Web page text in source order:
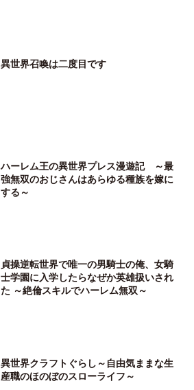
異世界召喚は二度目です
ハーレム王の異世界プレス漫遊記 ～最
強無双のおじさんはあらゆる種族を嫁に
する～
貞操逆転世界で唯一の男騎士の俺、女騎
士学園に入学したらなぜか英雄扱いされ
た ～絶倫スキルでハーレム無双～
異世界クラフトぐらし～自由気ままな生
産職のほのぼのスローライフ～